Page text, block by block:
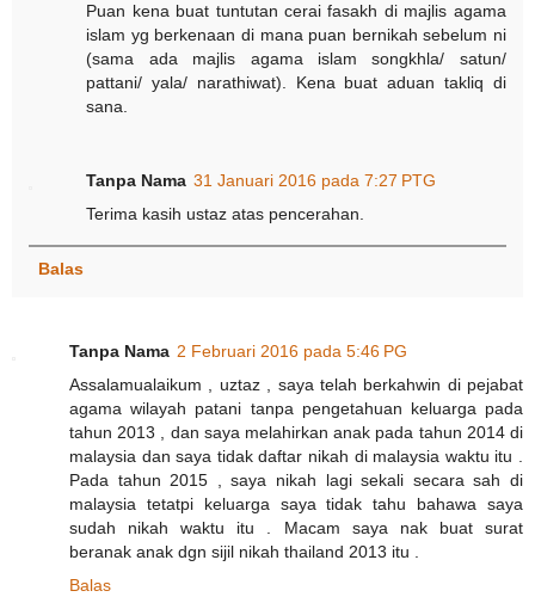
Puan kena buat tuntutan cerai fasakh di majlis agama
islam yg berkenaan di mana puan bernikah sebelum ni
(sama ada majlis agama islam songkhla/ satun/
pattani/ yala/ narathiwat). Kena buat aduan takliq di
sana.
Tanpa Nama 31 Januari 2016 pada 7:27 PTG
Terima kasih ustaz atas pencerahan.
Balas
Tanpa Nama 2 Februari 2016 pada 5:46 PG
Assalamualaikum , uztaz , saya telah berkahwin di pejabat
agama wilayah patani tanpa pengetahuan keluarga pada
tahun 2013 , dan saya melahirkan anak pada tahun 2014 di
malaysia dan saya tidak daftar nikah di malaysia waktu itu .
Pada tahun 2015 , saya nikah lagi sekali secara sah di
malaysia tetatpi keluarga saya tidak tahu bahawa saya
sudah nikah waktu itu . Macam saya nak buat surat
beranak anak dgn sijil nikah thailand 2013 itu .
Balas